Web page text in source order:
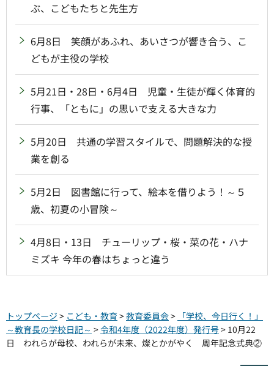
ぶ、こどもたちと先生方
6月8日 笑顔があふれ、あいさつが響き合う、こ
どもが主役の学校
5月21日・28日・6月4日 児童・生徒が輝く体育的
行事、「ともに」の思いで支える大きな力
5月20日 共通の学習スタイルで、問題解決的な授
業を創る
5月2日 図書館に行って、絵本を借りよう！～５
歳、初夏の小冒険～
4月8日・13日 チューリップ・桜・菜の花・ハナ
ミズキ 今年の春はちょっと違う
トップページ > こども・教育>教育委員会> 「学校、今日行く！」
～教育長の学校日記～ >令和4年度（2022年度）発行号> 10月22
日 われらが母校、われらが未来、燦とかがやく 周年記念式典②